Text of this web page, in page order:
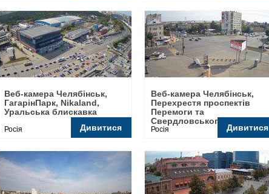
Веб-камера Челябінськ,
ГагарінПарк, Nikaland,
Уральська блискавка
Росія Дивитися
Веб-камера Челябінськ,
Перехрестя проспектів
Перемоги та
Свердловського
Росія Дивитися